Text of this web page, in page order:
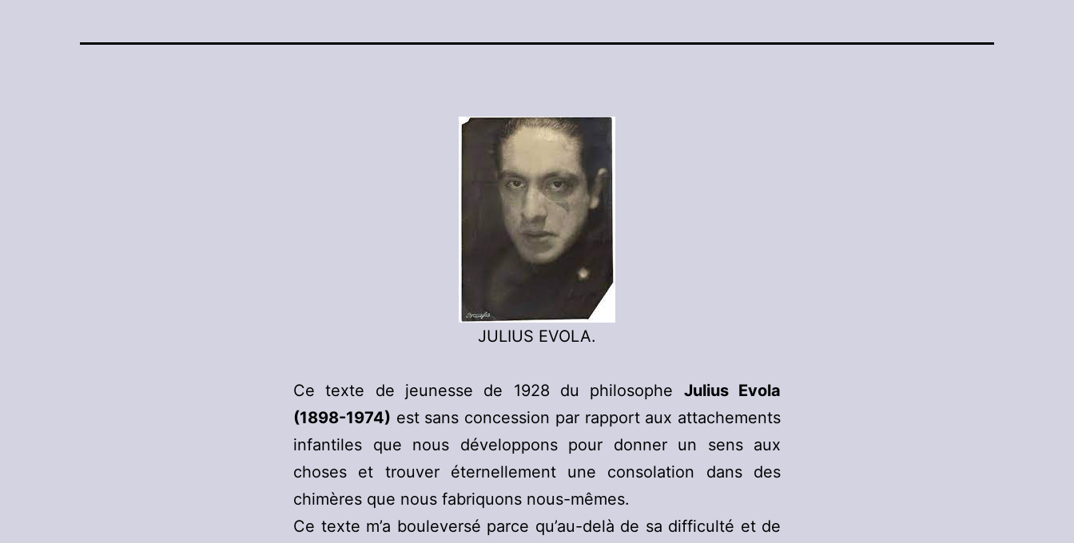
JULIUS EVOLA.
Ce texte de jeunesse de 1928 du philosophe Julius Evola
(1898-1974) est sans concession par rapport aux attachements
infantiles que nous développons pour donner un sens aux
choses et trouver éternellement une consolation dans des
chimères que nous fabriquons nous-mêmes.
Ce texte m’a bouleversé parce qu’au-delà de sa difficulté et de